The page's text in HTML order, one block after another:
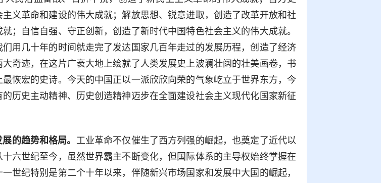
义革命和建设的伟大成就；解放思想、锐意进取，创造了改革开放和社
；自信自强、守正创新，创造了新时代中国特色社会主义的伟大成就。
用几十年的时间就走完了发达国家几百年走过的发展历程，创造了经济
奇迹，在这片广袤大地上绘就了人类发展史上波澜壮阔的壮美画卷，书
恢宏的史诗。今天的中国正以一派欣欣向荣的气象屹立于世界东方，今
历史主动精神、历史创造精神迈步在全面建设社会主义现代化国家新征
的趋势和格局。 工业革命不仅催生了西方列强的崛起，也奠定了近代以
六世纪至今，虽然世界霸主不断变化，但国际体系的主导权始终掌握在
世纪特别是第二个十年以来，伴随新兴市场国家和发展中大国的崛起，